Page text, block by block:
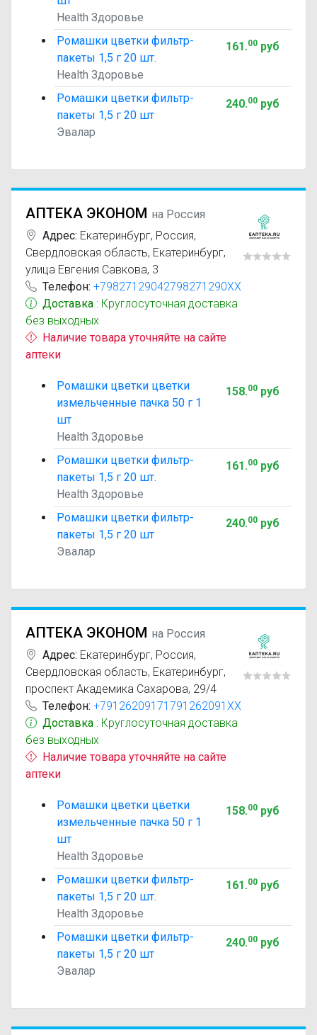
Health Здоровье
Ромашки цветки фильтр-
пакеты 1,5 г 20 шт.
Health Здоровье
161.00руб
Ромашки цветки фильтр-
пакеты 1,5 г 20 шт
Эвалар
240.00руб
АПТЕКА ЭКОНОМ на Россия
Адрес: Екатеринбург, Россия,
Свердловская область, Екатеринбург,
улица Евгения Савкова, 3
Телефон: +79827129042798271290XX
Доставка : Круглосуточная доставка
без выходных
Наличие товара уточняйте на сайте
аптеки
Ромашки цветки цветки
измельченные пачка 50 г 1
шт
Health Здоровье
158.00руб
Ромашки цветки фильтр-
пакеты 1,5 г 20 шт.
Health Здоровье
161.00руб
Ромашки цветки фильтр-
пакеты 1,5 г 20 шт
Эвалар
240.00руб
АПТЕКА ЭКОНОМ на Россия
Адрес: Екатеринбург, Россия,
Свердловская область, Екатеринбург,
проспект Академика Сахарова, 29/4
Телефон: +79126209171791262091XX
Доставка : Круглосуточная доставка
без выходных
Наличие товара уточняйте на сайте
аптеки
Ромашки цветки цветки
измельченные пачка 50 г 1
шт
Health Здоровье
158.00руб
Ромашки цветки фильтр-
пакеты 1,5 г 20 шт.
Health Здоровье
161.00руб
Ромашки цветки фильтр-
пакеты 1,5 г 20 шт
Эвалар
240.00руб